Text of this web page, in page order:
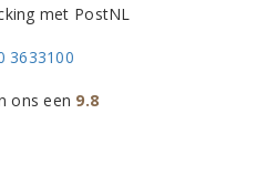
met PostNL
3633100
ons een 9.8